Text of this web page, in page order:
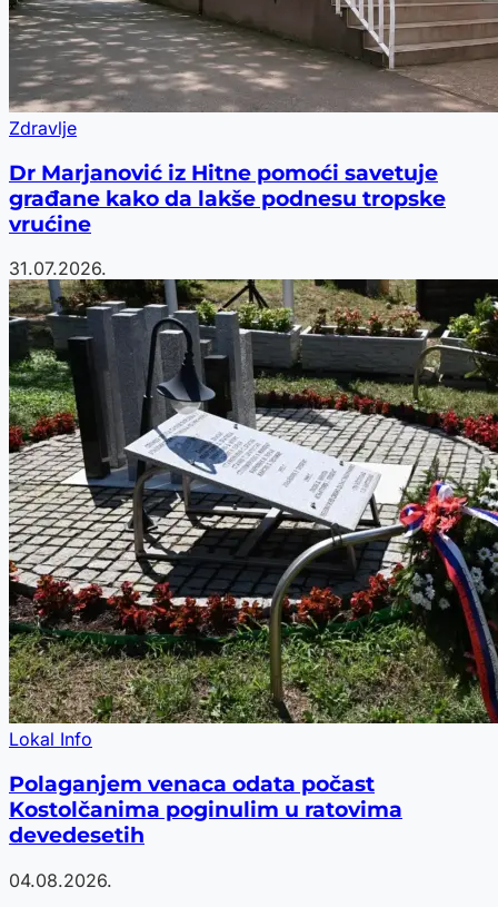
Zdravlje
Dr Marjanović iz Hitne pomoći savetuje
građane kako da lakše podnesu tropske
vrućine
31.07.2026.
Lokal Info
Polaganjem venaca odata počast
Kostolčanima poginulim u ratovima
devedesetih
04.08.2026.